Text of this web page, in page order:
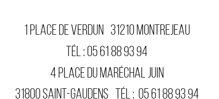
1 PLACE DE VERDUN 31210 MONTREJEAU
TÉL :05 61 88 93 94
4 PLACE DU MARÉCHAL JUIN
31800SAINT-GAUDENS TÉL : 05 61 88 93 94